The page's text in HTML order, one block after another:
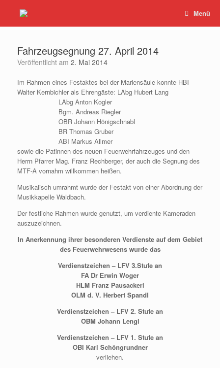
Menü
Fahrzeugsegnung 27. April 2014
Veröffentlicht am 2. Mai 2014
Im Rahmen eines Festaktes bei der Mariensäule konnte HBI
Walter Kernbichler als Ehrengäste: LAbg Hubert Lang
LAbg Anton Kogler
Bgm. Andreas Riegler
OBR Johann Hönigschnabl
BR Thomas Gruber
ABI Markus Allmer
sowie die Patinnen des neuen Feuerwehrfahrzeuges und den
Herrn Pfarrer Mag. Franz Rechberger, der auch die Segnung des
MTF-A vornahm willkommen heißen.
Musikalisch umrahmt wurde der Festakt von einer Abordnung der
Musikkapelle Waldbach.
Der festliche Rahmen wurde genutzt, um verdiente Kameraden
auszuzeichnen.
In Anerkennung ihrer besonderen Verdienste auf dem Gebiet
des Feuerwehrwesens wurde das
Verdienstzeichen – LFV 3.Stufe an
FA Dr Erwin Woger
HLM Franz Pausackerl
OLM d. V. Herbert Spandl
Verdienstzeichen – LFV 2. Stufe an
OBM Johann Lengl
Verdienstzeichen – LFV 1. Stufe an
OBI Karl Schöngrundner
verliehen.